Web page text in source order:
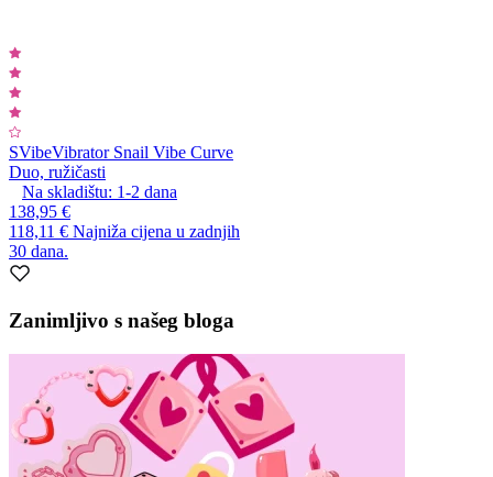
SVibeVibrator Snail Vibe Curve
Duo, ružičasti
Na skladištu: 1-2 dana
138,95 €
118,11 € Najniža cijena u zadnjih
30 dana.
Zanimljivo s našeg bloga